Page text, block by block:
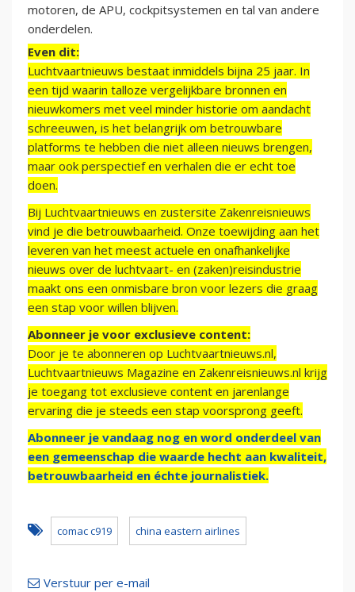
motoren, de APU, cockpitsystemen en tal van andere
onderdelen.
Even dit:
Luchtvaartnieuws bestaat inmiddels bijna 25 jaar. In
een tijd waarin talloze vergelijkbare bronnen en
nieuwkomers met veel minder historie om aandacht
schreeuwen, is het belangrijk om betrouwbare
platforms te hebben die niet alleen nieuws brengen,
maar ook perspectief en verhalen die er echt toe
doen.
Bij Luchtvaartnieuws en zustersite Zakenreisnieuws
vind je die betrouwbaarheid. Onze toewijding aan het
leveren van het meest actuele en onafhankelijke
nieuws over de luchtvaart- en (zaken)reisindustrie
maakt ons een onmisbare bron voor lezers die graag
een stap voor willen blijven.
Abonneer je voor exclusieve content:
Door je te abonneren op Luchtvaartnieuws.nl,
Luchtvaartnieuws Magazine en Zakenreisnieuws.nl krijg
je toegang tot exclusieve content en jarenlange
ervaring die je steeds een stap voorsprong geeft.
Abonneer je vandaag nog en word onderdeel van
een gemeenschap die waarde hecht aan kwaliteit,
betrouwbaarheid en échte journalistiek.
comac c919 china eastern airlines
Verstuur per e-mail